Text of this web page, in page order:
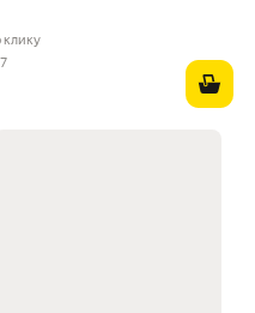
Пэй 2320 ₽ вместо
клику